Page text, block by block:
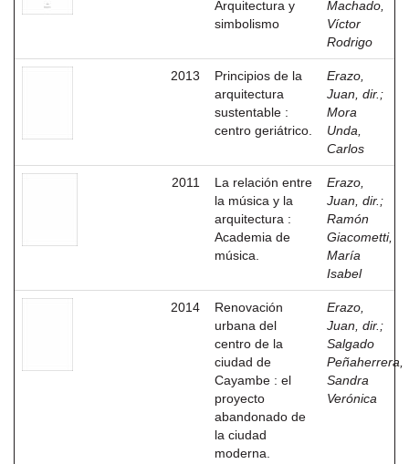
Arquitectura y
simbolismo
Machado,
Víctor
Rodrigo
2013
Principios de la
arquitectura
sustentable :
centro geriátrico.
Erazo,
Juan, dir. ;
Mora
Unda,
Carlos
2011
La relación entre
la música y la
arquitectura :
Academia de
música.
Erazo,
Juan, dir. ;
Ramón
Giacometti,
María
Isabel
2014
Renovación
urbana del
centro de la
ciudad de
Cayambe : el
proyecto
abandonado de
la ciudad
moderna.
Erazo,
Juan, dir. ;
Salgado
Peñaherrera,
Sandra
Verónica